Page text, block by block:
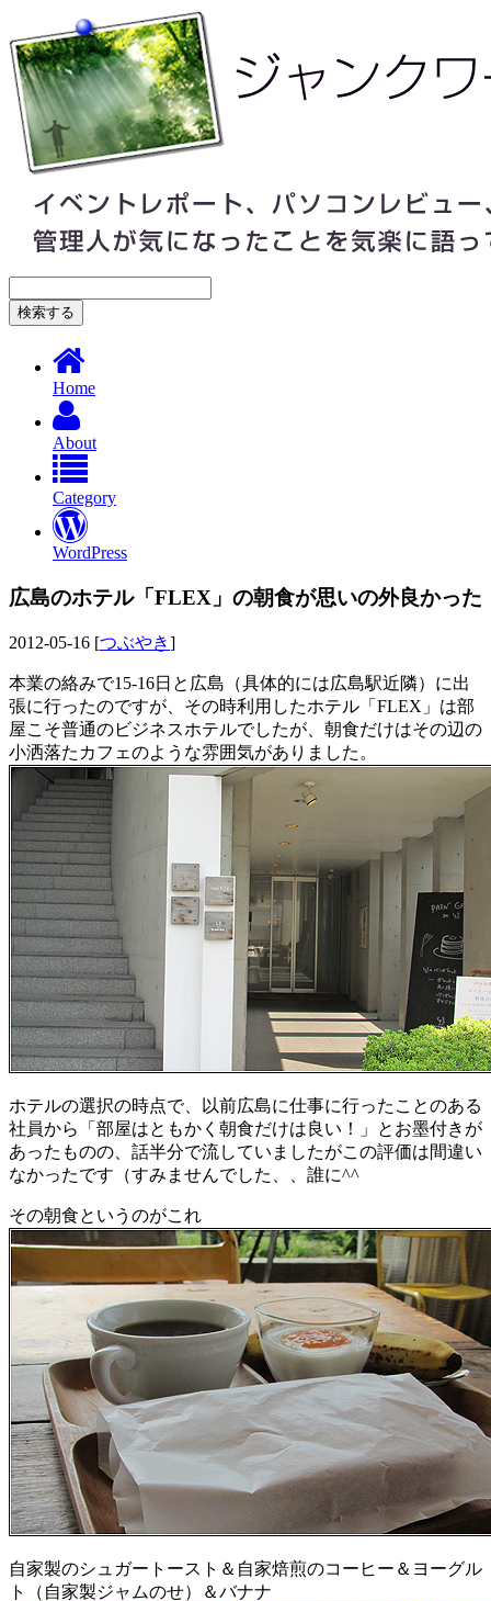
Home
About
Category
WordPress
広島のホテル「FLEX」の朝食が思いの外良かった
2012-05-16 [つぶやき]
本業の絡みで15-16日と広島（具体的には広島駅近隣）に出
張に行ったのですが、その時利用したホテル「FLEX」は部
屋こそ普通のビジネスホテルでしたが、朝食だけはその辺の
小洒落たカフェのような雰囲気がありました。
ホテルの選択の時点で、以前広島に仕事に行ったことのある
社員から「部屋はともかく朝食だけは良い！」とお墨付きが
あったものの、話半分で流していましたがこの評価は間違い
なかったです（すみませんでした、、誰に^^
その朝食というのがこれ
自家製のシュガートースト＆自家焙煎のコーヒー＆ヨーグル
ト（自家製ジャムのせ）＆バナナ